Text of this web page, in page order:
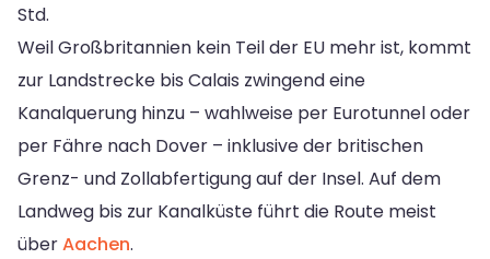
Std.
Weil Großbritannien kein Teil der EU mehr ist, kommt
zur Landstrecke bis Calais zwingend eine
Kanalquerung hinzu – wahlweise per Eurotunnel oder
per Fähre nach Dover – inklusive der britischen
Grenz- und Zollabfertigung auf der Insel. Auf dem
Landweg bis zur Kanalküste führt die Route meist
überAachen.